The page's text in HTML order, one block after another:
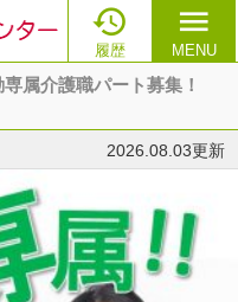

履歴
menu
MENU
属介護職パート募集！
2026.08.03更新